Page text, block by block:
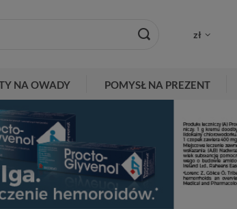
zł
NA OWADY POMYSŁ NA PREZENT